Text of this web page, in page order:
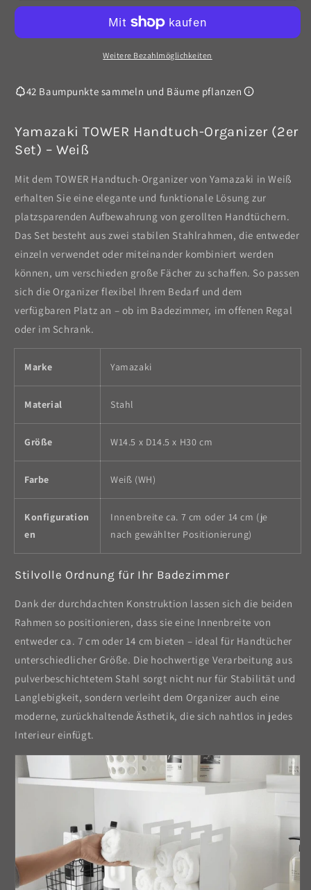
Handtuch-
-
Handtuch-
Organizer
-
Weiß
Weitere Bezahlmöglichkeiten
42 Baumpunkte sammeln und Bäume pflanzen
Yamazaki TOWER Handtuch-Organizer (2er
Set) – Weiß
Mit dem TOWER Handtuch-Organizer von Yamazaki in Weiß
erhalten Sie eine elegante und funktionale Lösung zur
platzsparenden Aufbewahrung von gerollten Handtüchern.
Das Set besteht aus zwei stabilen Stahlrahmen, die entweder
einzeln verwendet oder miteinander kombiniert werden
können, um verschieden große Fächer zu schaffen. So passen
sich die Organizer flexibel Ihrem Bedarf und dem
verfügbaren Platz an – ob im Badezimmer, im offenen Regal
oder im Schrank.
Marke Yamazaki
Material Stahl
Größe W14.5 x D14.5 x H30 cm
Farbe Weiß (WH)
Konfiguration
en
Innenbreite ca. 7 cm oder 14 cm (je
nach gewählter Positionierung)
Stilvolle Ordnung für Ihr Badezimmer
Dank der durchdachten Konstruktion lassen sich die beiden
Rahmen so positionieren, dass sie eine Innenbreite von
entweder ca. 7 cm oder 14 cm bieten – ideal für Handtücher
unterschiedlicher Größe. Die hochwertige Verarbeitung aus
pulverbeschichtetem Stahl sorgt nicht nur für Stabilität und
Langlebigkeit, sondern verleiht dem Organizer auch eine
moderne, zurückhaltende Ästhetik, die sich nahtlos in jedes
Interieur einfügt.